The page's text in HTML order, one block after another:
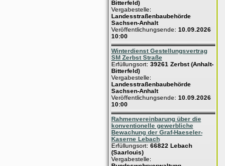
Bitterfeld)
Vergabestelle:
Landesstraßenbaubehörde
Sachsen-Anhalt
Veröffentlichungsende: 10.09.2026
10:00
Winterdienst Gestellungsvertrag
SM Zerbst Straße
Erfüllungsort: 39261 Zerbst (Anhalt-
Bitterfeld)
Vergabestelle:
Landesstraßenbaubehörde
Sachsen-Anhalt
Veröffentlichungsende: 10.09.2026
10:00
Rahmenvereinbarung über die
konventionelle gewerbliche
Bewachung der Graf-Haeseler-
Kaserne Lebach
Erfüllungsort: 66822 Lebach
(Saarlouis)
Vergabestelle: